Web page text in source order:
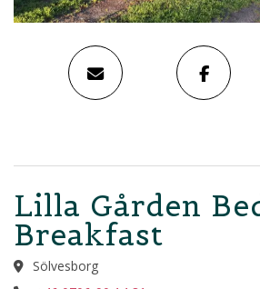
Lilla Gården
Breakfast
Sölvesborg